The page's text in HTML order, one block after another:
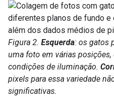
Figura 2. Esquerda: os gatos
uma foto em várias
condições de iluminação.
pixels para essa variedade
significativas.